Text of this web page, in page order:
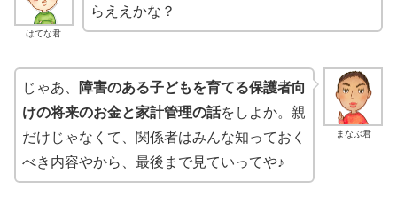
はてな君
らええかな？
まなぶ君
じゃあ、
障害のある子どもを育てる保護者向
けの将来のお金と家計管理の話をしよか。親
だけじゃなくて、関係者はみんな知っておく
べき内容やから、最後まで見ていってや♪